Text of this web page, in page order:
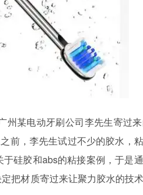
州某电动牙刷公司李先生寄过
前，李先生试过不少的胶水，
于硅胶和abs的粘接案例，于是
把材质寄过来让聚力胶水的技